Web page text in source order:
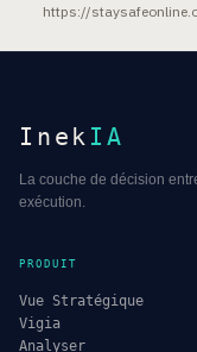
https://
Inek IA
La couche de décision
exécution.
PRODUIT
Vue Stratégique
Vigia
Analyser